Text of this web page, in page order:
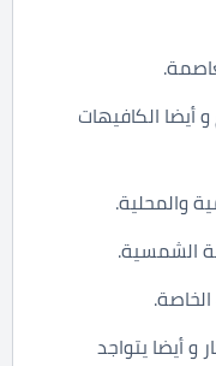
الكافيهات
والمحلية.
الشمسية.
و أيضا يتواجد